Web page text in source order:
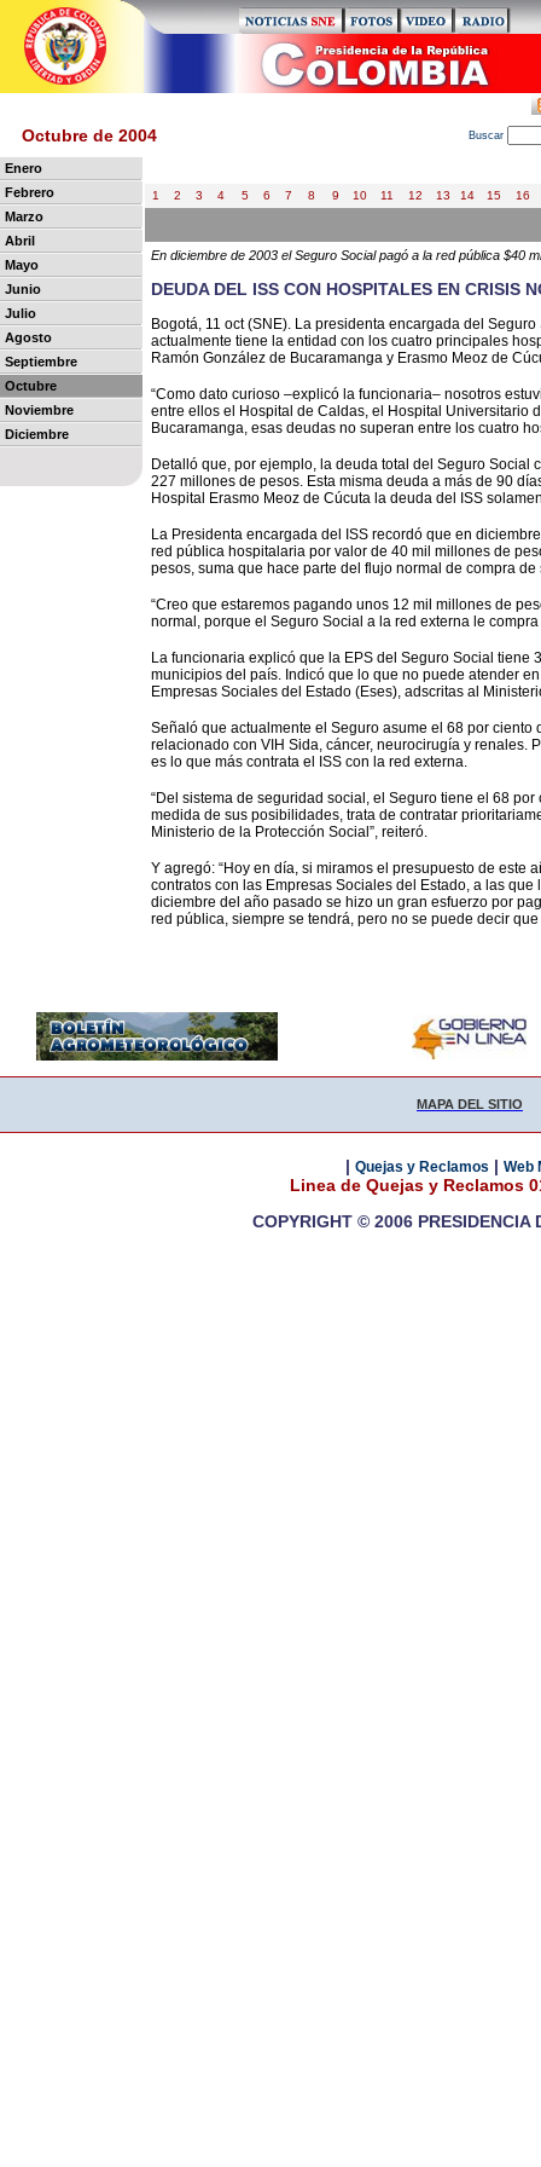
Octubre de 2004 Buscar
Enero
Febrero
Marzo
Abril
Mayo
Junio
Julio
Agosto
Septiembre
Octubre
Noviembre
Diciembre
1 2 3 4 5 6 7 8 9 10 11 12 13 14 15 16
En diciembre de 2003 el Seguro Social pagó a la red pública $40
DEUDA DEL ISS CON HOSPITALES EN CRISIS
Bogotá, 11 oct (SNE). La presidenta encargada del
actualmente tiene la entidad con los cuatro principales
Ramón González de Bucaramanga y Erasmo Meoz de
“Como dato curioso –explicó la funcionaria– nosotros
entre ellos el Hospital de Caldas, el Hospital Universitario
Bucaramanga, esas deudas no superan entre los cuatro
Detalló que, por ejemplo, la deuda total del Seguro
227 millones de pesos. Esta misma deuda a más de 90
Hospital Erasmo Meoz de Cúcuta la deuda del ISS
La Presidenta encargada del ISS recordó que en
red pública hospitalaria por valor de 40 mil millones de
pesos, suma que hace parte del flujo normal de compra
“Creo que estaremos pagando unos 12 mil millones de
normal, porque el Seguro Social a la red externa le
La funcionaria explicó que la EPS del Seguro Social
municipios del país. Indicó que lo que no puede atender
Empresas Sociales del Estado (Eses), adscritas al
Señaló que actualmente el Seguro asume el 68 por
relacionado con VIH Sida, cáncer, neurocirugía y renales.
es lo que más contrata el ISS con la red externa.
“Del sistema de seguridad social, el Seguro tiene el 68
medida de sus posibilidades, trata de contratar
Ministerio de la Protección Social”, reiteró.
Y agregó: “Hoy en día, si miramos el presupuesto de este
contratos con las Empresas Sociales del Estado, a las
diciembre del año pasado se hizo un gran esfuerzo por
red pública, siempre se tendrá, pero no se puede decir
MAPA DEL SITIO
| Quejas y Reclamos | Web
Linea de Quejas y Reclamos
COPYRIGHT © 2006 PRESIDENCIA